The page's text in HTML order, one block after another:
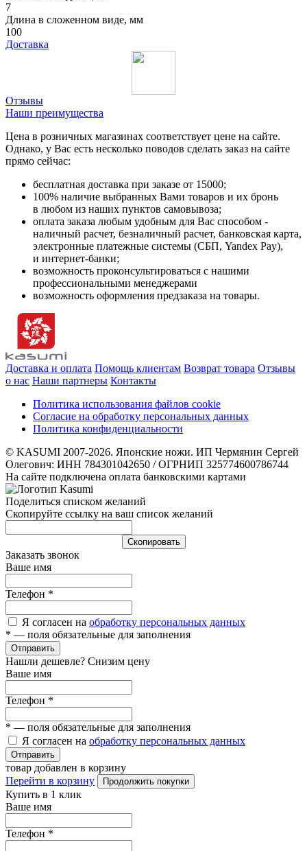
7
Длина в сложенном виде, мм
100
Доставка
Отзывы
Наши преимущества
Цена в розничных магазинах соответствует цене на сайте.
Однако, у Вас есть несколько поводов сделать заказ на сайте
прямо сейчас:
бесплатная доставка при заказе от 15000;
100% наличие выбранных Вами товаров и их бронь
в любом из наших пунктов самовывоза;
оплата заказа любым удобным для Вас способом -
наличный расчет, безналичный расчет, банковская карта,
электронные платежные системы (СБП, Yandex Pay),
и интернет-банки;
возможность проконсультироваться с нашими
профессиональными менеджерами
возможность оформления предзаказа на товары.
Доставка и оплата Помощь клиентам Возврат товара Отзывы
о нас Наши партнеры Контакты
Политика использования файлов cookie
Согласие на обработку персональных данных
Политика конфиденциальности
© KASUMI 2007-2026. Японские ножи. ИП Чермянин Сергей
Олегович: ИНН 784301042650 / ОГРНИП 325774600786744
На сайте подключена оплата банковскими картами
Поделиться списком желаний
Скопируйте ссылку на ваш список желаний
Cкопировать
Заказать звонок
Ваше имя
Телефон *
Я согласен на обработку персональных данных
* — поля обязательные для заполнения
Отправить
Нашли дешевле? Снизим цену
Ваше имя
Телефон *
* — поля обязательные для заполнения
Я согласен на обработку персональных данных
Отправить
товар добавлен в корзину
Перейти в корзину
Продолжить покупки
Купить в 1 клик
Ваше имя
Телефон *